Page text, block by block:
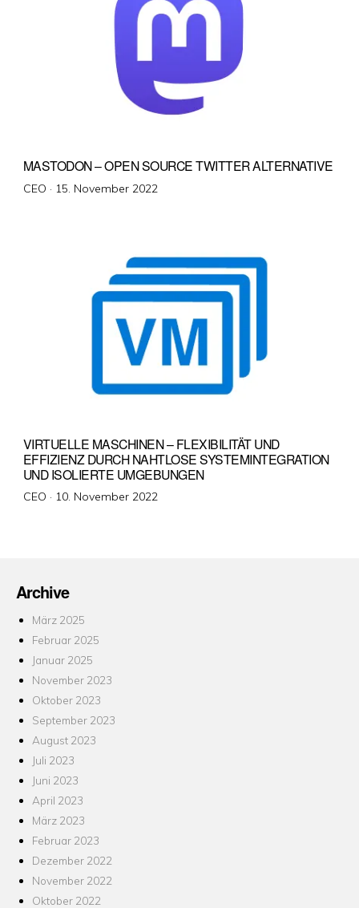
MASTODON – OPEN SOURCE TWITTER ALTERNATIVE
CEO · Veröffentlicht
15. November 2022
VIRTUELLE MASCHINEN – FLEXIBILITÄT UND
EFFIZIENZ DURCH NAHTLOSE SYSTEMINTEGRATION
UND ISOLIERTE UMGEBUNGEN
CEO · Veröffentlicht
10. November 2022
Archive
März 2025
Februar 2025
Januar 2025
November 2023
Oktober 2023
September 2023
August 2023
Juli 2023
Juni 2023
April 2023
März 2023
Februar 2023
Dezember 2022
November 2022
Oktober 2022